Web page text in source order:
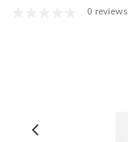
0 reviews